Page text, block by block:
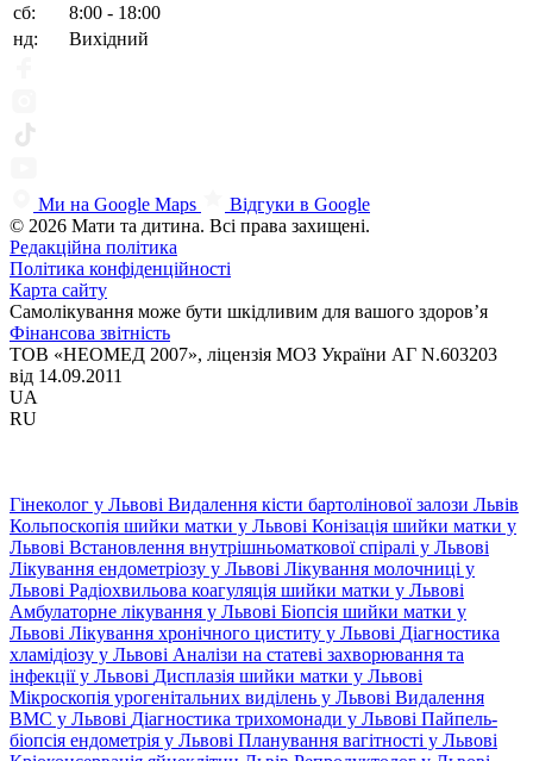
сб:
8:00 - 18:00
нд:
Вихідний
Ми на Google Maps
Відгуки в Google
© 2026 Мати та дитина. Всі права захищені.
Редакційна політика
Політика конфіденційності
Карта сайту
Самолікування може бути шкідливим для вашого здоров’я
Фінансова звітність
ТОВ «НЕОМЕД 2007», ліцензія МОЗ України АГ N.603203
від 14.09.2011
UA
RU
Гінеколог у Львові Видалення кісти бартолінової залози Львів
Кольпоскопія шийки матки у Львові Конізація шийки матки у
Львові Встановлення внутрішньоматкової спіралі у Львові
Лікування ендометріозу у Львові Лікування молочниці у
Львові Радіохвильова коагуляція шийки матки у Львові
Амбулаторне лікування у Львові Біопсія шийки матки у
Львові Лікування хронічного циститу у Львові Діагностика
хламідіозу у Львові Аналізи на статеві захворювання та
інфекції у Львові Дисплазія шийки матки у Львові
Мікроскопія урогенітальних виділень у Львові Видалення
ВМС у Львові Діагностика трихомонади у Львові Пайпель-
біопсія ендометрія у Львові Планування вагітності у Львові